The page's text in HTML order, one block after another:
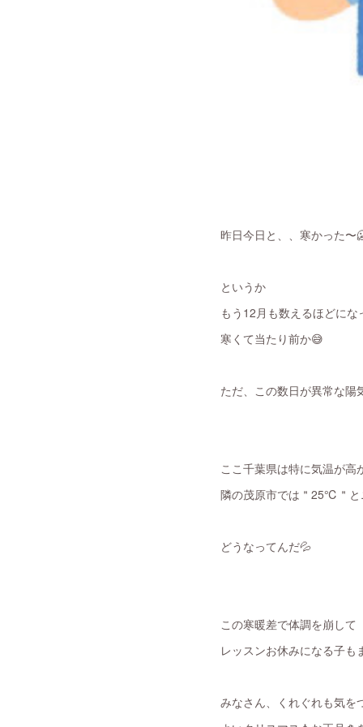
昨日今日と、、寒かった〜
というか
もう12月も数えるほどにな
寒くて当たり前か😅
ただ、この数日が異常な
ここ千葉県は特に気温が高
隣の茂原市では＂25℃＂と
どうなってんだ💦
この寒暖差で体調を崩して
レッスンお休みになる子も
みなさん、くれぐれも気を